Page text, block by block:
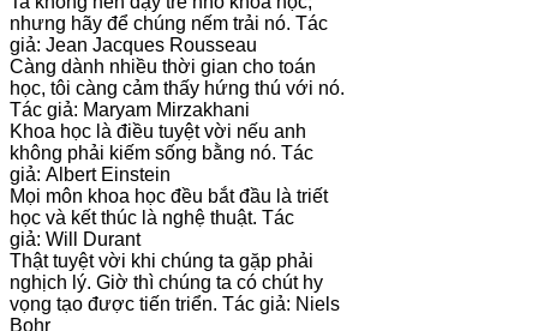
nhưng hãy để chúng nếm trải nó. Tác
giả: Jean Jacques Rousseau
Càng dành nhiều thời gian cho toán
học, tôi càng cảm thấy hứng thú với nó.
Tác giả: Maryam Mirzakhani
Khoa học là điều tuyệt vời nếu anh
không phải kiếm sống bằng nó. Tác
giả: Albert Einstein
Mọi môn khoa học đều bắt đầu là triết
học và kết thúc là nghệ thuật. Tác
giả: Will Durant
Thật tuyệt vời khi chúng ta gặp phải
nghịch lý. Giờ thì chúng ta có chút hy
vọng tạo được tiến triển. Tác giả: Niels
Bohr